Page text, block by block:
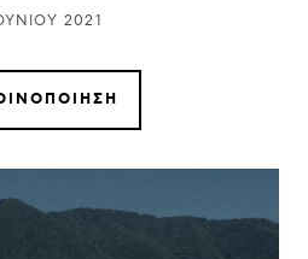
2021